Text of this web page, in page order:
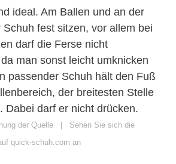
ideal. Am Ballen und an der
Schuh fest sitzen, vor allem bei
darf die Ferse nicht
man sonst leicht umknicken
passender Schuh hält den Fuß
der breitesten Stelle
Dabei darf er nicht drücken.
der Quelle
Sehen Sie sich die
quick-schuh.com an